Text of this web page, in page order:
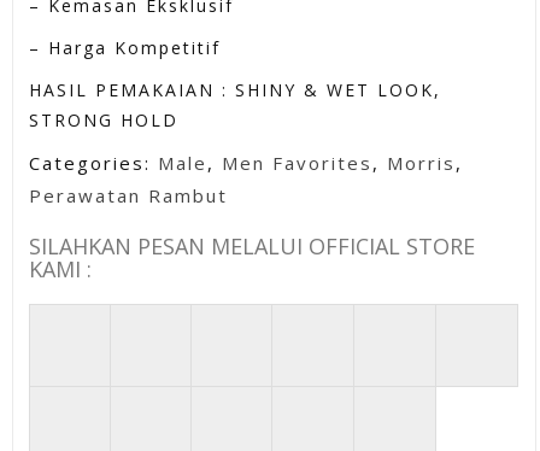
– Kemasan Eksklusif
– Harga Kompetitif
HASIL PEMAKAIAN : SHINY & WET LOOK,
STRONG HOLD
Categories: Male , Men Favorites , Morris ,
Perawatan Rambut
SILAHKAN PESAN MELALUI OFFICIAL STORE
KAMI :